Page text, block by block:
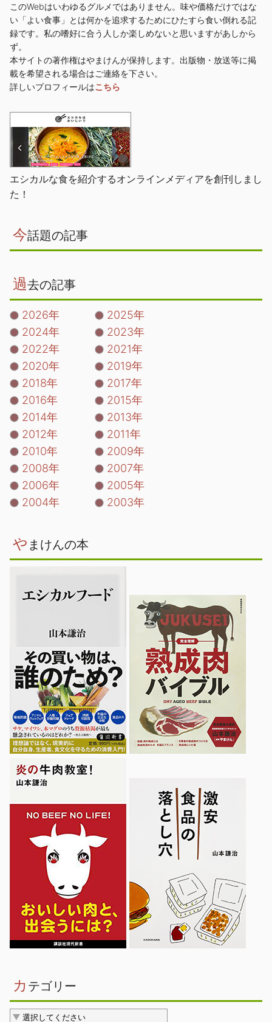
このWebはいわゆるグルメではありません。味や価格だけではな
い「よい食事」とは何かを追求するためにひたすら食い倒れる記
録です。私の嗜好に合う人しか楽しめないと思いますがあしから
ず。
本サイトの著作権はやまけんが保持します。出版物・放送等に掲
載を希望される場合はご連絡を下さい。
詳しいプロフィールはこちら
エシカルな食を紹介するオンラインメディアを創刊しまし
た！
今話題の記事
過去の記事
2026年
2025年
2024年
2023年
2022年
2021年
2020年
2019年
2018年
2017年
2016年
2015年
2014年
2013年
2012年
2011年
2010年
2009年
2008年
2007年
2006年
2005年
2004年
2003年
や まけんの本
カ テゴリー